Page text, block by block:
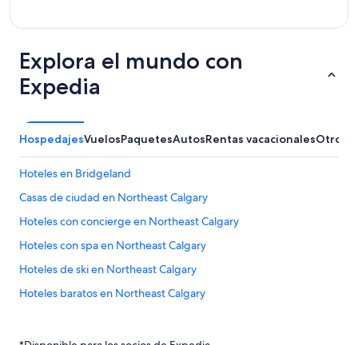
Explora el mundo con
Expedia
HospedajesVuelosPaquetesAutosRentas vacacionalesOtros
Hoteles en Bridgeland
Casas de ciudad en Northeast Calgary
Hoteles con concierge en Northeast Calgary
Hoteles con spa en Northeast Calgary
Hoteles de ski en Northeast Calgary
Hoteles baratos en Northeast Calgary
Hoteles en Northwest Calgary